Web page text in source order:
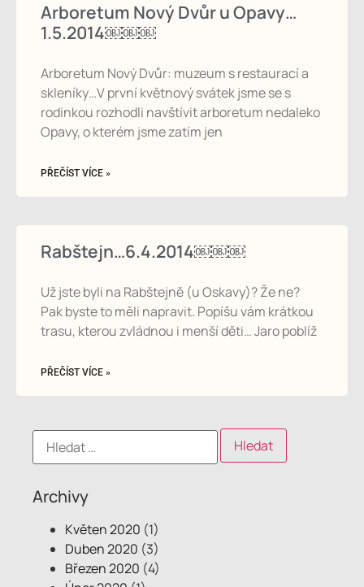
Arboretum Nový Dvůr u Opavy…
1.5.2014￼￼￼
Arboretum Nový Dvůr: muzeum s restaurací a
skleníky…V první květnový svátek jsme se s
rodinkou rozhodli navštívit arboretum nedaleko
Opavy, o kterém jsme zatím jen
PŘEČÍST VÍCE »
Rabštejn…6.4.2014￼￼￼
Už jste byli na Rabštejně (u Oskavy)? Že ne?
Pak byste to měli napravit. Popíšu vám krátkou
trasu, kterou zvládnou i menší děti… Jaro poblíž
PŘEČÍST VÍCE »
Archivy
Květen 2020 (1)
Duben 2020 (3)
Březen 2020 (4)